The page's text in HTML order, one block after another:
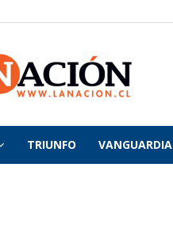
La
TRIUNFO VANGUARDIA